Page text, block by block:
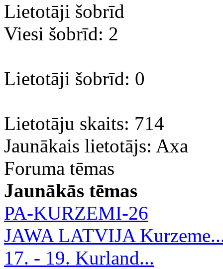
Lietotāji šobrīd
Viesi šobrīd: 2
Lietotāji šobrīd: 0
Lietotāju skaits: 714
Jaunākais lietotājs: Axa
Foruma tēmas
Jaunākās tēmas
PA-KURZEMI-26
JAWA LATVIJA
17. - 19. Kurland...